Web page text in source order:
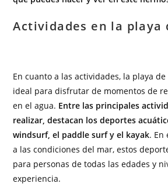
Actividades en la playa
En cuanto a las actividades, la playa
ideal para disfrutar de momentos de
en el agua. Entre las principales
realizar, destacan los deportes
windsurf, el paddle surf y el kayak. En
a las condiciones del mar, estos
para personas de todas las edades y
experiencia.